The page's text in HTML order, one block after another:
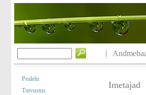
Pealeht
Tutvustus
Imetajad